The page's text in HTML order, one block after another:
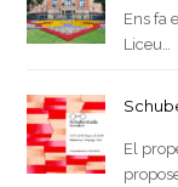
Ens fa
Liceu…
El